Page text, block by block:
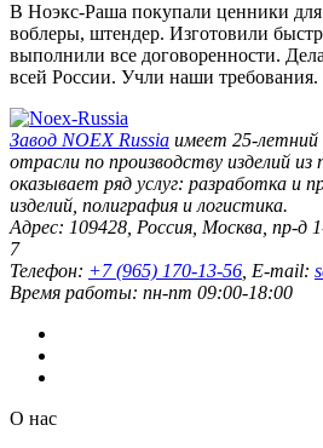
В Ноэкс-Раша покупали ценники
воблеры, штендер. Изготовили
выполнили все договоренности.
всей России. Учли наши требования.
Завод NOEX Russia имеет 25-летний
отрасли по производству изделий
оказывает ряд услуг: разработка и
изделий, полиграфия и логистика.
Адрес: 109428, Россия, Москва, пр-д
7
Телефон: +7 (965) 170-13-56, E-mail:
Время работы: пн-пт 09:00-18:00
О нас